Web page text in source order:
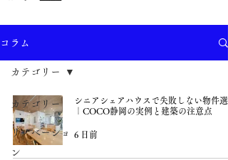
コラム
カテゴリー
リノベーショ
ン
カテゴリー
シニアシェアハウスで失敗しない物件選
｜COCO静岡の実例と建築の注意点
6 日前